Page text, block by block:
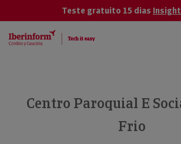
Teste gratuito 15 dias
Centro Paroquial E
Frio